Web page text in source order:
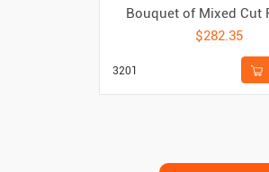
Bouquet of Mixed Cut
$282.35
3201